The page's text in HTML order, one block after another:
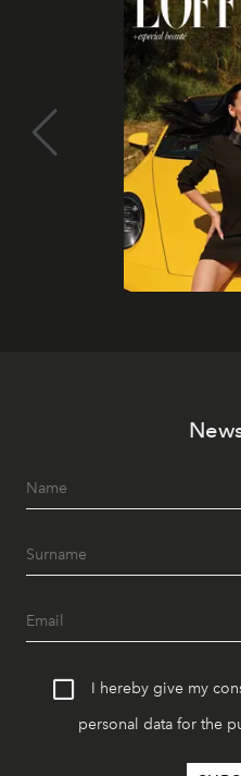
I hereby give my
personal data for the